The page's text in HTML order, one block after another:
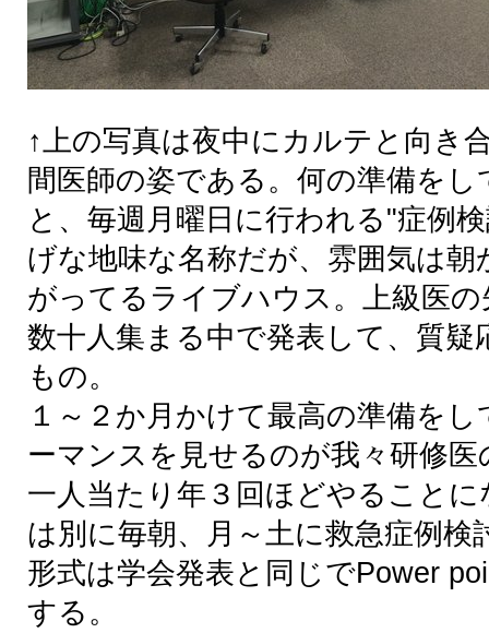
↑上の写真は夜中にカルテと向き
間医師の姿である。何の準備を
と、毎週月曜日に行われる"症例
げな地味な名称だが、雰囲気は
がってるライブハウス。上級医
数十人集まる中で発表して、質疑
もの。
１～２か月かけて最高の準備を
ーマンスを見せるのが我々研修
一人当たり年３回ほどやること
は別に毎朝、月～土に救急症例検
形式は学会発表と同じでPower
する。